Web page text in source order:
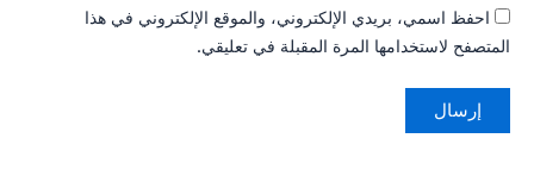
احفظ اسمي، بريدي الإلكتروني، والموقع الإلكتروني في هذا
المتصفح لاستخدامها المرة المقبلة في تعليقي.